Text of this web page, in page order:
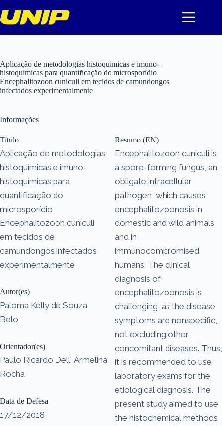
para
o
Aplicação de metodologias histoquímicas e imuno-
histoquímicas para quantificação do microsporídio
Encephalitozoon cuniculi em tecidos de camundongos
infectados experimentalmente
Informações
Título
Aplicação de metodologias
histoquímicas e imuno-
histoquímicas para
quantificação do
microsporídio
Encephalitozoon cuniculi
em tecidos de
camundongos infectados
experimentalmente
Autor(es)
Paloma Kelly de Souza
Belo
Orientador(es)
Paulo Ricardo Dell' Armelina
Rocha
Data de Defesa
17/12/2018
Resumo (EN)
Encephalitozoon cuniculi is
a spore-forming fungus, an
obligate intracellular
pathogen, which causes
encephalitozoonosis in
domestic and wild animals
and in
immunocompromised
humans. The clinical
diagnosis of
encephalitozoonosis is
challenging, as the disease
symptoms are nonspecific,
not excluding other
concomitant diseases. Thus,
it is recommended to use
laboratory exams for the
etiological diagnosis. The
present study aimed to use
the histochemical methods